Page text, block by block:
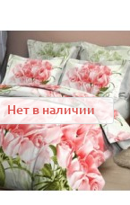
Нет в наличии